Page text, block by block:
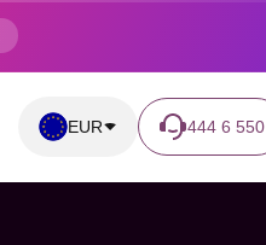
EUR 444 6 550